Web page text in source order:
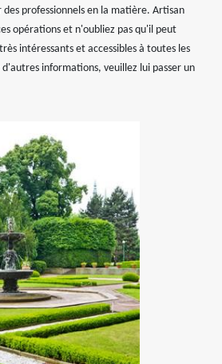
professionnels en la matière. Artisan
opérations et n'oubliez pas qu'il peut
intéressants et accessibles à toutes les
d'autres informations, veuillez lui passer un